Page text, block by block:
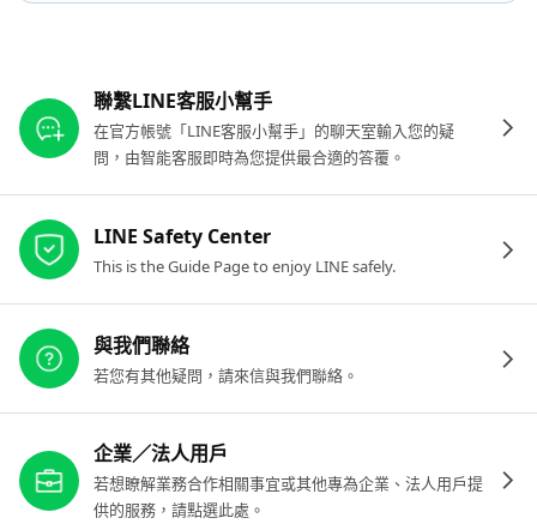
聯繫LINE客服小幫手
在官方帳號「LINE客服小幫手」的聊天室輸入您的疑
問，由智能客服即時為您提供最合適的答覆。
LINE Safety Center
This is the Guide Page to enjoy LINE safely.
與我們聯絡
若您有其他疑問，請來信與我們聯絡。
企業／法人用戶
若想瞭解業務合作相關事宜或其他專為企業、法人用戶提
供的服務，請點選此處。